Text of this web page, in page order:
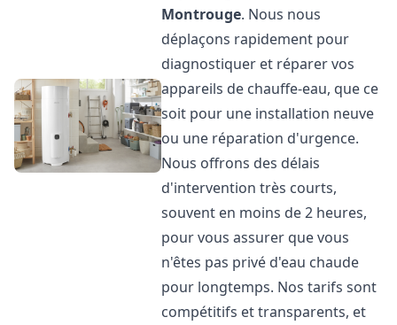
Montrouge. Nous nous
déplaçons rapidement pour
diagnostiquer et réparer vos
appareils de chauffe-eau, que ce
soit pour une installation neuve
ou une réparation d'urgence.
Nous offrons des délais
d'intervention très courts,
souvent en moins de 2 heures,
pour vous assurer que vous
n'êtes pas privé d'eau chaude
pour longtemps. Nos tarifs sont
compétitifs et transparents, et